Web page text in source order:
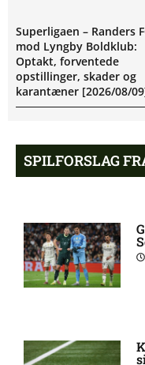
Superligaen – Randers
mod Lyngby Boldklub:
Optakt, forventede
opstillinger, skader og
karantæner [2026/08/
Pontus Anders Rödin
kamp for Silkeborg IF
Esbjerg fB: Optakt
[2026/08/09]
SPILFORSLAG